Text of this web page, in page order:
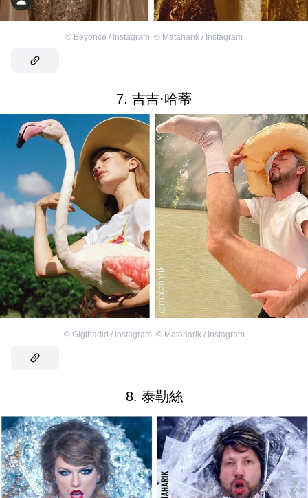
© Beyonce / Instagram, © Mataharik / Instagram
7. 吉吉·哈蒂
© Gigihadid / Instagram © Mataharik / Instagram
8. 泰勒絲